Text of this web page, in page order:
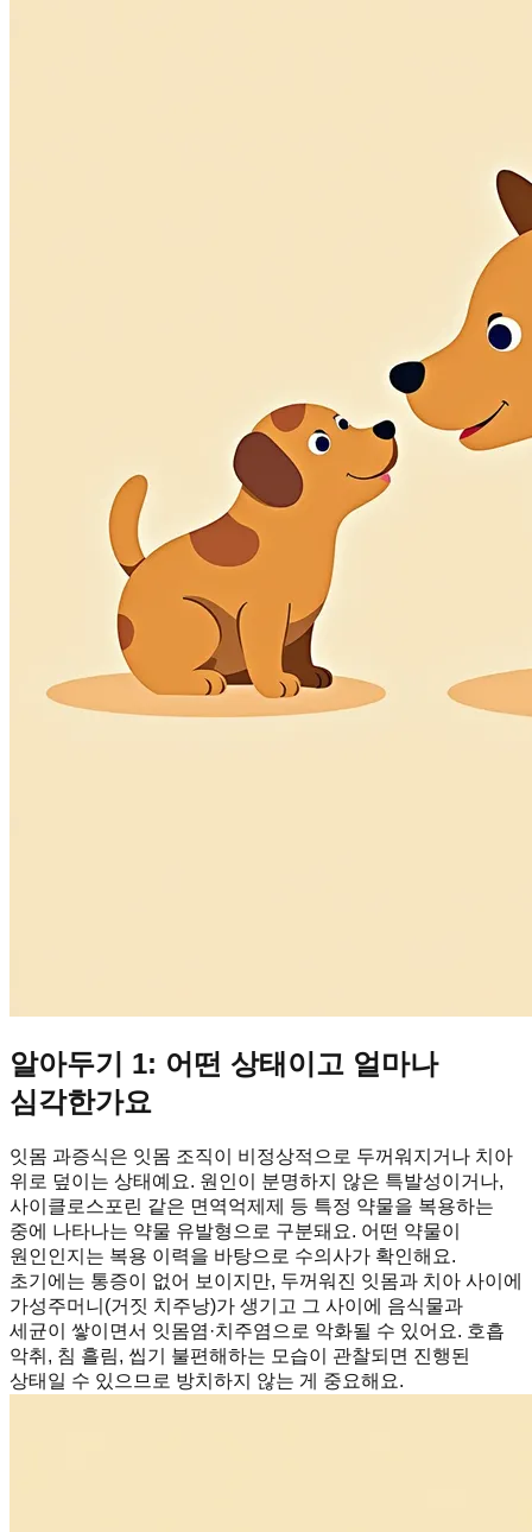
알아두기 1: 어떤 상태이고 얼마나
심각한가요
잇몸 과증식은 잇몸 조직이 비정상적으로 두꺼워지거나 치아
위로 덮이는 상태예요. 원인이 분명하지 않은 특발성이거나,
사이클로스포린 같은 면역억제제 등 특정 약물을 복용하는
중에 나타나는 약물 유발형으로 구분돼요. 어떤 약물이
원인인지는 복용 이력을 바탕으로 수의사가 확인해요.
초기에는 통증이 없어 보이지만, 두꺼워진 잇몸과 치아 사이에
가성주머니(거짓 치주낭)가 생기고 그 사이에 음식물과
세균이 쌓이면서 잇몸염·치주염으로 악화될 수 있어요. 호흡
악취, 침 흘림, 씹기 불편해하는 모습이 관찰되면 진행된
상태일 수 있으므로 방치하지 않는 게 중요해요.